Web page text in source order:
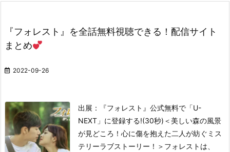
『フォレスト』を全話無料視聴できる！配信サイト
まとめ
2022-09-26
出展：『フォレスト』公式無料で「U-
NEXT」に登録する!(30秒) ＜美しい森の風景
が見どころ！心に傷を抱えた二人が紡ぐミス
テリーラブストーリー！＞ フォレストは、